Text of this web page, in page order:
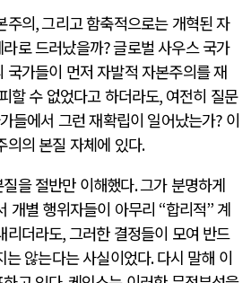
주의,그리고 함축적으로는 개혁된 자
로 드러났을까?글로벌 사우스 국가
국가들이 먼저 자발적 자본주의를 재
할 수 없었다고 하더라도, 여전히 질문
들에서 그런 재확립이 일어났는가? 이
의의 본질 자체에 있다.
을 절반만 이해했다.그가 분명하게
개별 행위자들이 아무리 “합리적” 계
리더라도,그러한 결정들이 모여 반드
는 않는다는 사실이었다.다시 말해 이